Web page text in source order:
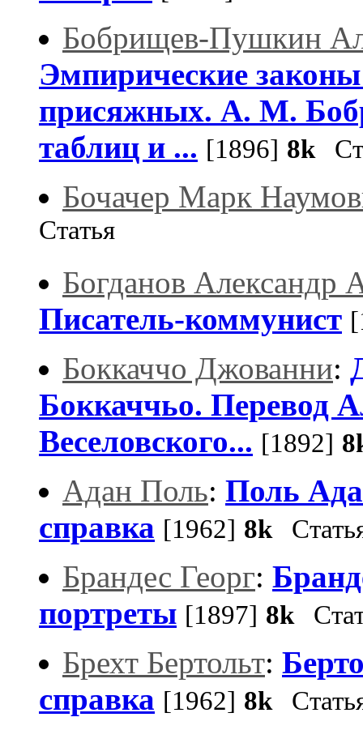
Бобрищев-Пушкин
Эмпирические законы
присяжных. А. М.
таблиц и ... [1896] 8k
Бочачер Марк
Статья
Богданов Александр
Писатель-коммунист
Боккаччо Джованни:
Боккаччьо. Перевод
Веселовского... [1892]
Адан Поль: Поль
справка [1962] 8k
Брандес Георг:
портреты [1897] 8k
Брехт Бертольт:
справка [1962] 8k